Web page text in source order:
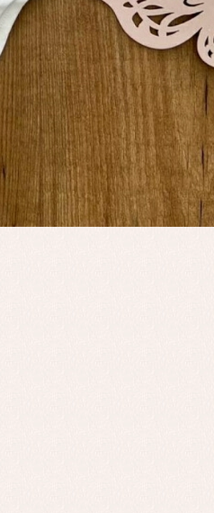
Accesorios
Arras y fiesta
Blusas y camisas
Chaquetas y jersey
Conjuntos
Ropa de abrigo
Ropa de baño
Ropa interior
Vestidos